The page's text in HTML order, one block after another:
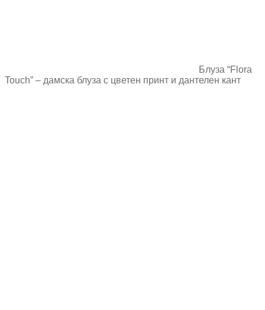
Блуза “Flora
Touch” – дамска блуза с цветен принт и дантелен кант